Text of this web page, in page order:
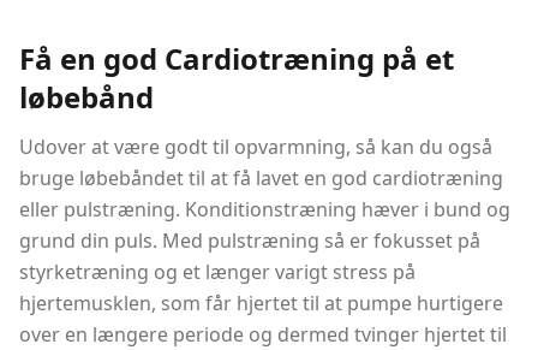
Få en god Cardiotræning på et
løbebånd
Udover at være godt til opvarmning, så kan du også
bruge løbebåndet til at få lavet en god cardiotræning
eller pulstræning. Konditionstræning hæver i bund og
grund din puls. Med pulstræning så er fokusset på
styrketræning og et længer varigt stress på
hjertemusklen, som får hjertet til at pumpe hurtigere
over en længere periode og dermed tvinger hjertet til